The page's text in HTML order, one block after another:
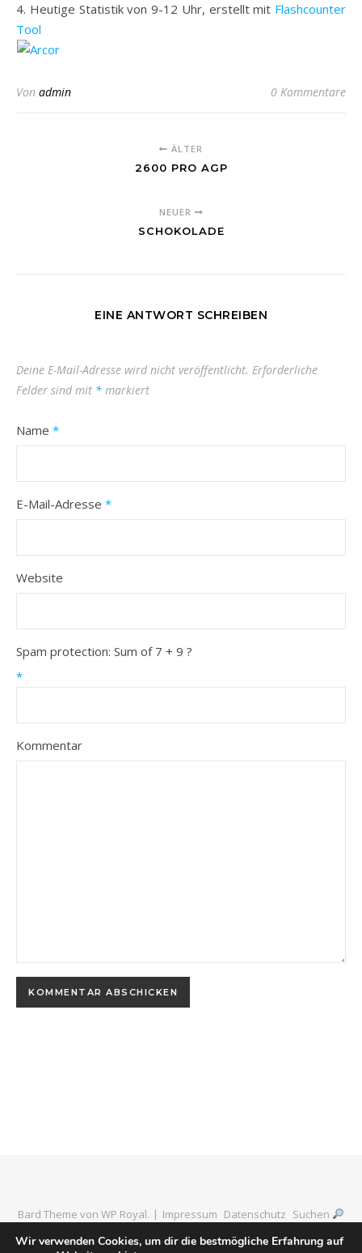
4. Heutige Statistik von 9-12 Uhr, erstellt mit Flashcounter
Tool
Von admin 0 Kommentare
ÄLTER
2600 PRO AGP
NEUER
SCHOKOLADE
EINE ANTWORT SCHREIBEN
Deine E-Mail-Adresse wird nicht veröffentlicht. Erforderliche
Felder sind mit * markiert
Name *
E-Mail-Adresse *
Website
Spam protection: Sum of 7 + 9 ?
*
Kommentar
Bard Theme vonWP Royal. Impressum Datenschutz Suchen
Wir verwenden Cookies, um dir die bestmögliche Erfahrung auf